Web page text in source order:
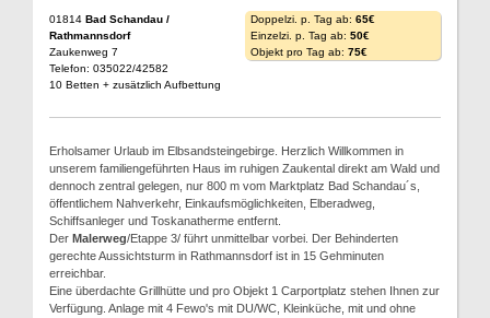
01814 Bad Schandau /
Rathmannsdorf
Zaukenweg 7
Telefon: 035022/42582
10 Betten + zusätzlich Aufbettung
Doppelzi. p. Tag ab: 65€
Einzelzi. p. Tag ab: 50€
Objekt pro Tag ab: 75€
Erholsamer Urlaub im Elbsandsteingebirge. Herzlich Willkommen in
unserem familiengeführten Haus im ruhigen Zaukental direkt am Wald und
dennoch zentral gelegen, nur 800 m vom Marktplatz Bad Schandau´s,
öffentlichem Nahverkehr, Einkaufsmöglichkeiten, Elberadweg,
Schiffsanleger und Toskanatherme entfernt.
Der Malerweg/Etappe 3/ führt unmittelbar vorbei. Der Behinderten
gerechte Aussichtsturm in Rathmannsdorf ist in 15 Gehminuten
erreichbar.
Eine überdachte Grillhütte und pro Objekt 1 Carportplatz stehen Ihnen zur
Verfügung. Anlage mit 4 Fewo's mit DU/WC, Kleinküche, mit und ohne